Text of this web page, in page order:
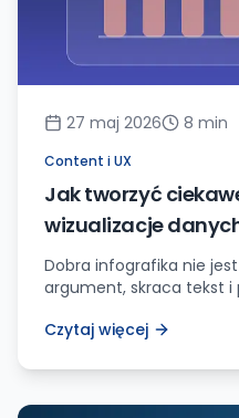
27 maj 2026 8 min
Content i UX
Jak tworzyć
wizualizacje
Dobra infografika nie
argument, skraca tekst i
formaty i wdrożenie na
Czytaj więcej